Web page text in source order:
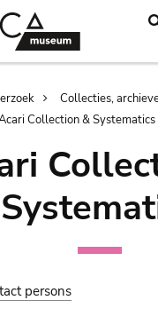
Collecties,
Collection & Systematics
persons